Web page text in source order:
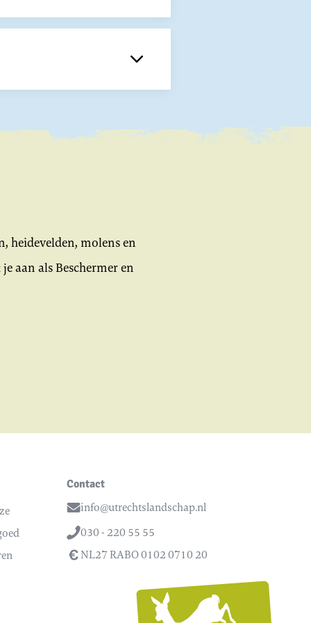
heidevelden, molens en
aan als Beschermer en
Contact
Email
info@utrechtslandschap.nl
Telefoon
030 - 220 55 55
NL27 RABO 0102 0710 20